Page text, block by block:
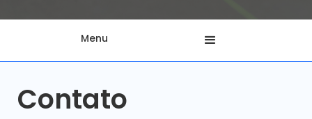
Menu
Contato